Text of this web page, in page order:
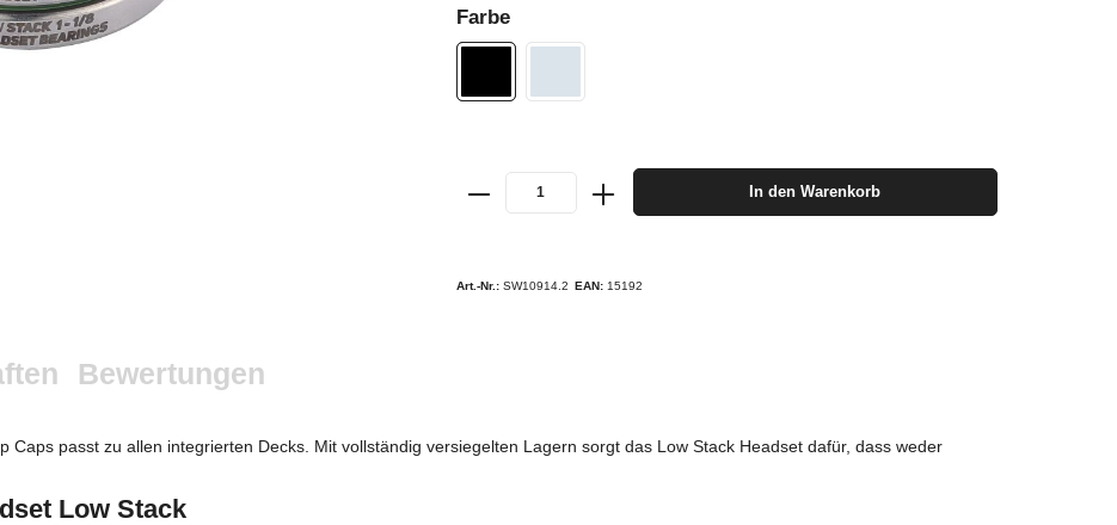
Farbe
In den Warenkorb
Art.-Nr.: SW10914.2 EAN: 15192
Bewertungen
Caps passt zu allen integrierten Decks. Mit vollständig versiegelten Lagern sorgt das Low Stack Headset dafür, dass weder
Low Stack